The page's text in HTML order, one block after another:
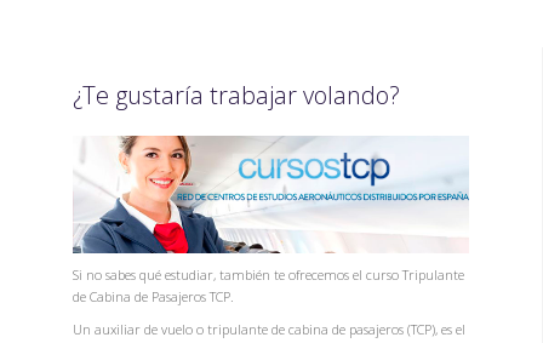
¿Te gustaría trabajar volando?
Si no sabes qué estudiar, también te ofrecemos el curso Tripulante
de Cabina de Pasajeros TCP.
Un auxiliar de vuelo o tripulante de cabina de pasajeros (TCP), es el